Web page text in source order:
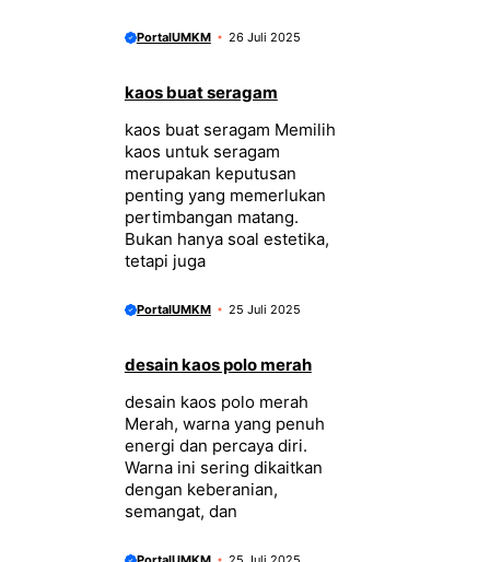
PortalUMKM 26 Juli 2025
kaos buat seragam
kaos buat seragam Memilih
kaos untuk seragam
merupakan keputusan
penting yang memerlukan
pertimbangan matang.
Bukan hanya soal estetika,
tetapi juga
PortalUMKM 25 Juli 2025
desain kaos polo merah
desain kaos polo merah
Merah, warna yang penuh
energi dan percaya diri.
Warna ini sering dikaitkan
dengan keberanian,
semangat, dan